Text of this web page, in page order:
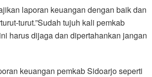
laporan keuangan dengan baik dan
turut.”Sudah tujuh kali pemkab
harus dijaga dan dipertahankan jangan
keuangan pemkab Sidoarjo seperti